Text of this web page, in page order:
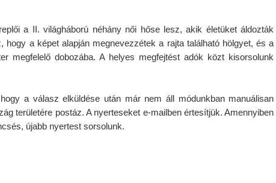
a II. világháború néhány női hőse lesz, akik életüket áldozták
hogy a képet alapján megnevezzétek a rajta található hölgyet, és a
megfelelő dobozába. A helyes megfejtést adók közt kisorsolunk
a válasz elküldése után már nem áll módunkban manuálisan
területére postáz. A nyerteseket e-mailben értesítjük. Amennyiben
újabb nyertest sorsolunk.